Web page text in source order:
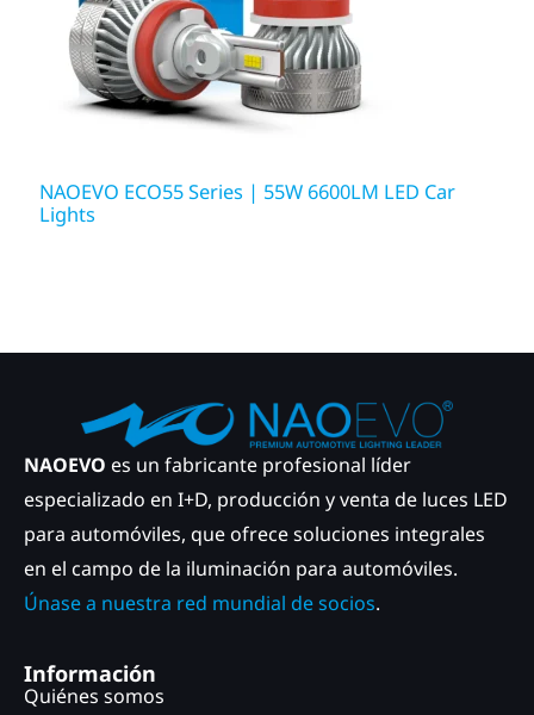
NAOEVO ECO55 Series | 55W 6600LM LED Car
Lights
NAOEVO es un fabricante profesional líder
especializado en I+D, producción y venta de luces LED
para automóviles, que ofrece soluciones integrales
en el campo de la iluminación para automóviles.
Únase a nuestra red mundial de socios.
Información
Quiénes somos